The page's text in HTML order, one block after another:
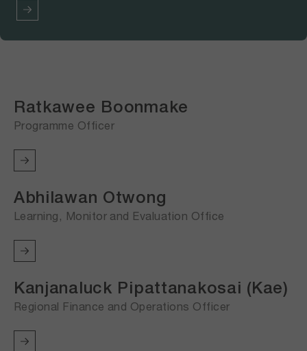
Ratkawee Boonmake
Programme Officer
Abhilawan Otwong
Learning, Monitor and Evaluation Office
Kanjanaluck Pipattanakosai (Kae)
Regional Finance and Operations Officer